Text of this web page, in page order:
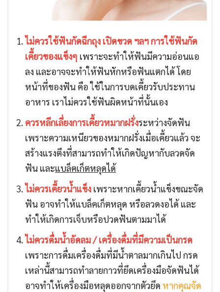
ไม่ควรใช้ฟันกัดฉีกถุง เปิดขวด ฯลฯ การใช้ฟันกัด
เคี้ยวของแข็งๆ เพราะจะทำให้ฟันมีความอ่อนแอ
ลง และอาจจะทำให้ฟันหักหรือฟันแตกได้ โดย
หน้าที่ของฟัน คือ ใช้ในการบดเคี้ยวรับประทาน
อาหาร เราไม่ควรใช้ฟันผิดหน้าที่นั้นเอง
ควรหลีกเลี่ยงการเคี้ยวหมากฝรั่งระหว่างจัดฟัน
เพราะความเหนียวของหมากฝรั่งเมื่อเคี้ยวแล้ว จะ
สร้างแรงตึงที่สามารถทำให้เกิดปัญหากับลวดจัด
ฟัน และแบล็คเก็ตหลุดได้
ไม่ควรเคี้ยวน้ำแข็งเพราะหากเคี้ยวน้ำแข็งขณะจัด
ฟัน อาจทำให้แบล็คเก็ตหลุด หรือลวดงอได้ และ
ทำให้เกิดการเจ็บหรือปวดฟันตามมาได้
ไม่ควรดื่มน้ำอัดลม / เครื่องดื่มที่มีความเป็นกรด
เพราะการดื่มเครื่องดื่มที่มีน้ำตาลมากเกินไป กรด
เหล่านี้สามารถทำลายกาวที่ยึดเครื่องมือจัดฟันได้
อาจทำให้เครื่องมือหลุดออกจากตัวยึด หากคุณจัด